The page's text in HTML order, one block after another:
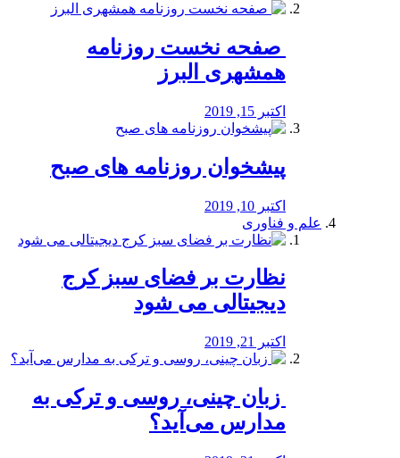
️ صفحه نخست روزنامه‌
همشهری البرز
اکتبر 15, 2019
پیشخوان روزنامه های صبح
اکتبر 10, 2019
علم و فناوری
نظارت بر فضای سبز کرج
دیجیتالی می شود
اکتبر 21, 2019
️ زبان چینی، روسی و ترکی به
مدارس می‌آید؟